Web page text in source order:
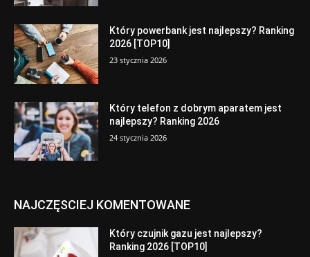
Który powerbank jest najlepszy? Ranking
2026 [TOP10]
23 stycznia 2026
Który telefon z dobrym aparatem jest
najlepszy? Ranking 2026
24 stycznia 2026
NAJCZĘSCIEJ KOMENTOWANE
Który czujnik gazu jest najlepszy?
Ranking 2026 [TOP10]